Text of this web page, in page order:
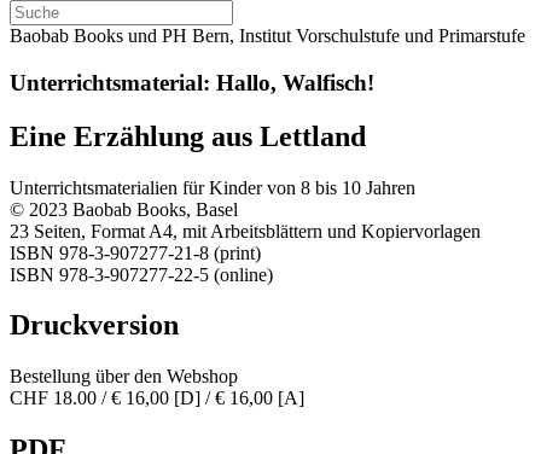
Baobab Books und PH Bern, Institut Vorschulstufe und Primarstufe
Unterrichtsmaterial: Hallo, Walfisch!
Eine Erzählung aus Lettland
Unterrichtsmaterialien für Kinder von 8 bis 10 Jahren
© 2023 Baobab Books, Basel
23 Seiten, Format A4, mit Arbeitsblättern und Kopiervorlagen
ISBN 978-3-907277-21-8 (print)
ISBN 978-3-907277-22-5 (online)
Druckversion
Bestellung über den Webshop
CHF 18.00 / € 16,00 [D] / € 16,00 [A]